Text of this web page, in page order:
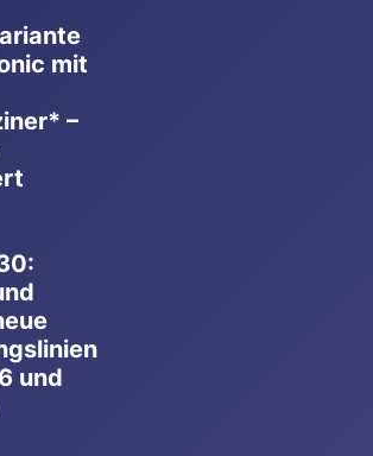
mit
–
und